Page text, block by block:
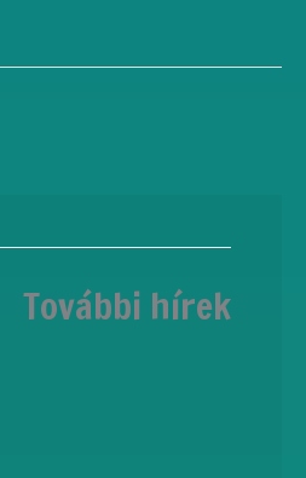
További hírek